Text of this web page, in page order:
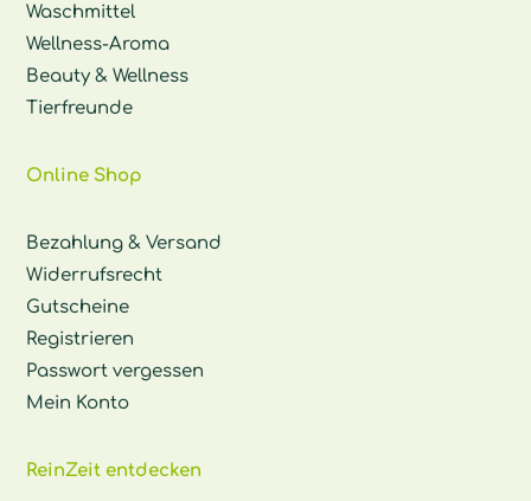
Waschmittel
Wellness-Aroma
Beauty & Wellness
Tierfreunde
Online Shop
Bezahlung & Versand
Widerrufsrecht
Gutscheine
Registrieren
Passwort vergessen
Mein Konto
ReinZeit entdecken